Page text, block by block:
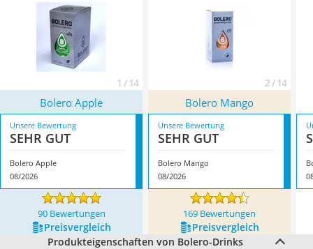
seinen Eigenschaften.
1 / 14 2 / 14
Bolero Apple Bolero Mango
Unsere Bewertung
SEHR GUT
Bolero Apple
08/2026
Unsere Bewertung
SEHR GUT
Bolero Mango
08/2026
90 Bewertungen 169 Bewertungen
Preis­vergleich
Preis­vergleich
Produkteigenschaften von Bolero-Drinks